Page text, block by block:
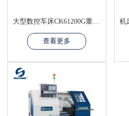
大型数控车床CK61200G重型数控车床广数GSK980TDI数控系统数控车
查看更多